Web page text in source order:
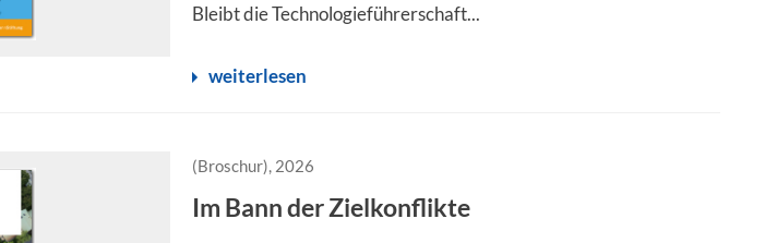
Bleibt die Technologieführerschaft...
weiterlesen
(Broschur), 2026
Im Bann der Zielkonflikte